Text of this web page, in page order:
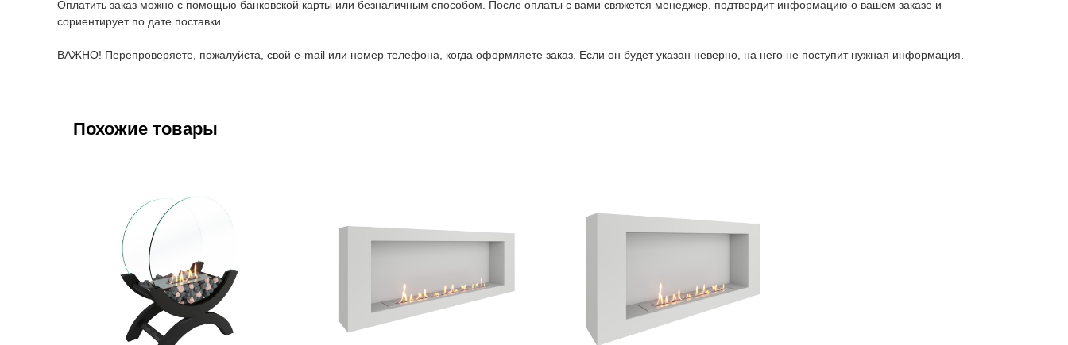
Оплатить заказ можно с помощью банковской карты или безналичным способом. После оплаты с вами свяжется менеджер, подтвердит информацию о вашем заказе и
сориентирует по дате поставки.
ВАЖНО! Перепроверяете, пожалуйста, свой e-mail или номер телефона, когда оформляете заказ. Если он будет указан неверно, на него не поступит нужная информация.
Похожие товары